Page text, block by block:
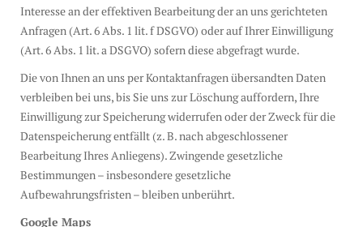
Interesse an der effektiven Bearbeitung der an uns gerichteten
Anfragen (Art. 6 Abs. 1 lit. f DSGVO) oder auf Ihrer Einwilligung
(Art. 6 Abs. 1 lit. a DSGVO) sofern diese abgefragt wurde.
Die von Ihnen an uns per Kontaktanfragen übersandten Daten
verbleiben bei uns, bis Sie uns zur Löschung auffordern, Ihre
Einwilligung zur Speicherung widerrufen oder der Zweck für die
Datenspeicherung entfällt (z. B. nach abgeschlossener
Bearbeitung Ihres Anliegens). Zwingende gesetzliche
Bestimmungen – insbesondere gesetzliche
Aufbewahrungsfristen – bleiben unberührt.
Google Maps